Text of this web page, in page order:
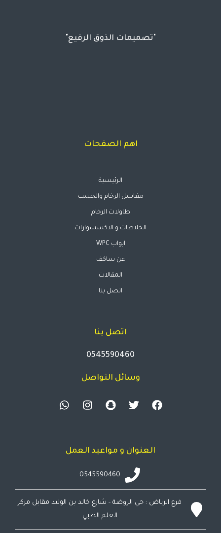
"تصميمات الذوق الرفيع"
اهم الصفحات
الرئيسية
مغاسل الرخام والخشب
طاولات الرخام
الخلاطات و الاكسسوارات
ابواب WPC
عن ساكف
المقالات
اتصل بنا
اتصل بنا
0545590460
وسائل التواصل
العنوان و مواعيد العمل
0545590460
فرع الرياض : حي الروضة - شارع خالد بن الوليد مقابل مركز
العلم الطبي